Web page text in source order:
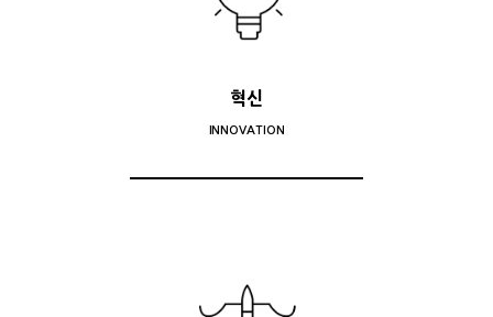
혁신
INNOVATION